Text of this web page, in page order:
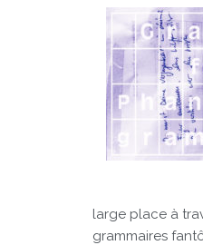
large place à
grammaires